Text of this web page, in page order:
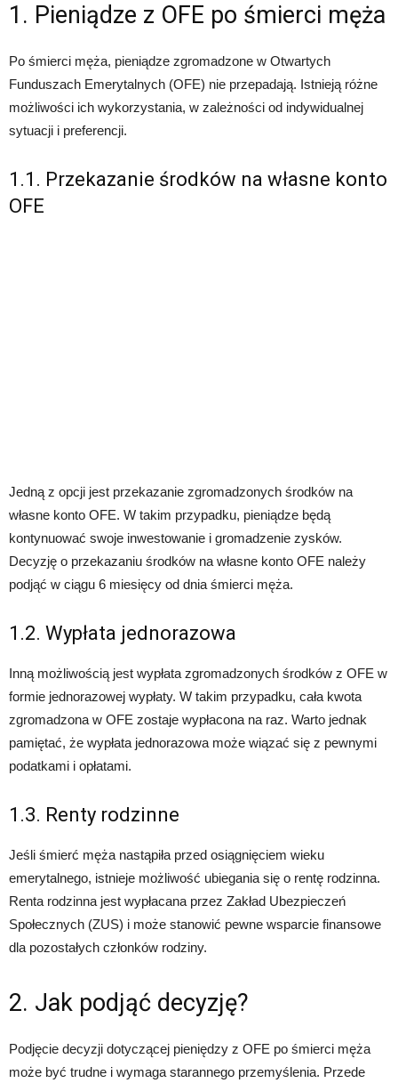
1. Pieniądze z OFE po śmierci męża
Po śmierci męża, pieniądze zgromadzone w Otwartych
Funduszach Emerytalnych (OFE) nie przepadają. Istnieją różne
możliwości ich wykorzystania, w zależności od indywidualnej
sytuacji i preferencji.
1.1. Przekazanie środków na własne konto
OFE
Jedną z opcji jest przekazanie zgromadzonych środków na
własne konto OFE. W takim przypadku, pieniądze będą
kontynuować swoje inwestowanie i gromadzenie zysków.
Decyzję o przekazaniu środków na własne konto OFE należy
podjąć w ciągu 6 miesięcy od dnia śmierci męża.
1.2. Wypłata jednorazowa
Inną możliwością jest wypłata zgromadzonych środków z OFE w
formie jednorazowej wypłaty. W takim przypadku, cała kwota
zgromadzona w OFE zostaje wypłacona na raz. Warto jednak
pamiętać, że wypłata jednorazowa może wiązać się z pewnymi
podatkami i opłatami.
1.3. Renty rodzinne
Jeśli śmierć męża nastąpiła przed osiągnięciem wieku
emerytalnego, istnieje możliwość ubiegania się o rentę rodzinna.
Renta rodzinna jest wypłacana przez Zakład Ubezpieczeń
Społecznych (ZUS) i może stanowić pewne wsparcie finansowe
dla pozostałych członków rodziny.
2. Jak podjąć decyzję?
Podjęcie decyzji dotyczącej pieniędzy z OFE po śmierci męża
może być trudne i wymaga starannego przemyślenia. Przede